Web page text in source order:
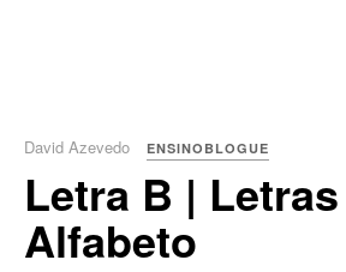
David Azevedo ENSINOBLOGUE
Letra B |
Alfabeto